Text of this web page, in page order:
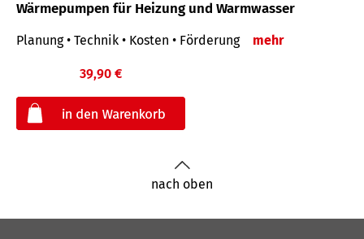
Wärmepumpen für Heizung und Warmwasser
Planung • Technik • Kosten • Förderung mehr
39,90 €
nach oben